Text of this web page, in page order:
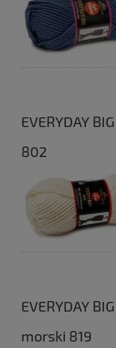
EVERYDAY
802
EVERYDAY
morski 819